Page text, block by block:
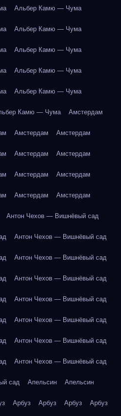
Альбер Камю — Чума
Альбер Камю — Чума
Альбер Камю — Чума
Альбер Камю — Чума
Альбер Камю — Чума
Камю — Чума Амстердам
Амстердам Амстердам
Амстердам Амстердам
Амстердам Амстердам
Амстердам Амстердам
Антон Чехов — Вишнёвый сад
Антон Чехов — Вишнёвый сад
Антон Чехов — Вишнёвый сад
Антон Чехов — Вишнёвый сад
Антон Чехов — Вишнёвый сад
Антон Чехов — Вишнёвый сад
Антон Чехов — Вишнёвый сад
Антон Чехов — Вишнёвый сад
сад Апельсин Апельсин
Арбуз Арбуз Арбуз Арбуз